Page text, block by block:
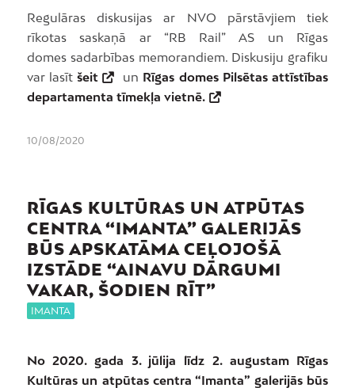
Regulāras diskusijas ar NVO pārstāvjiem tiek
rīkotas saskaņā ar “RB Rail” AS un Rīgas
domes sadarbības memorandiem. Diskusiju grafiku
var lasītšeit un Rīgas domes Pilsētas attīstības
departamenta tīmekļa vietnē.
10/08/2020
RĪGAS KULTŪRAS UN ATPŪTAS
CENTRA “IMANTA” GALERIJĀS
BŪS APSKATĀMA CEĻOJOŠĀ
IZSTĀDE “AINAVU DĀRGUMI
VAKAR, ŠODIEN RĪT”
IMANTA
No 2020. gada 3. jūlija līdz 2. augustam Rīgas
Kultūras un atpūtas centra “Imanta” galerijās būs